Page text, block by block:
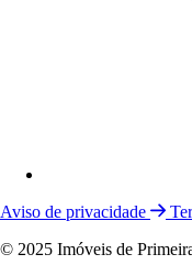
Aviso de privacidade
© 2025 Imóveis de